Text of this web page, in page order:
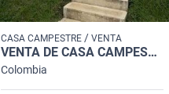
CASA CAMPESTRE /VENTA
VENTA DE CASA CAMPESTRE VILLA ESTAMPA VIA CARTAGO - ANSERMANUEVO
Colombia